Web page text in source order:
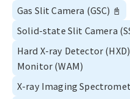
Gas Slit Camera (GSC) 📓
Solid-state Slit Camera
Hard X-ray Detector
Monitor (WAM)
X-ray Imaging